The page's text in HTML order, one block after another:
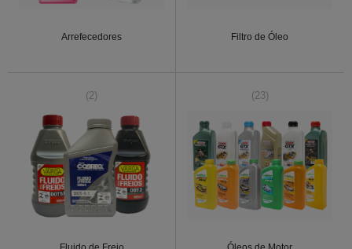
Arrefecedores Filtro de Óleo
(2) (23)